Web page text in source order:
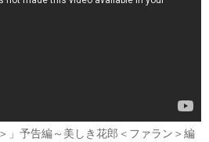
」予告編～美しき花郎＜ファラン＞編